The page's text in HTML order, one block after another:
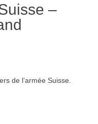
–
de l’armée Suisse.